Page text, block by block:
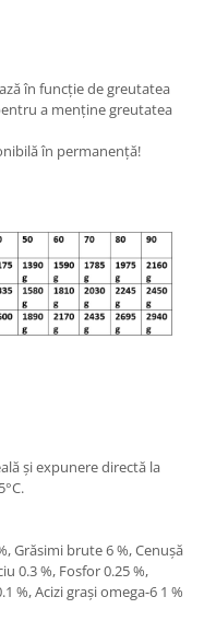
în funcție de greutatea
a menține greutatea
în permanență!
și expunere directă la
Grăsimi brute 6 %, Cenușă
0.3 %, Fosfor 0.25 %,
%, Acizi grași omega-6 1 %